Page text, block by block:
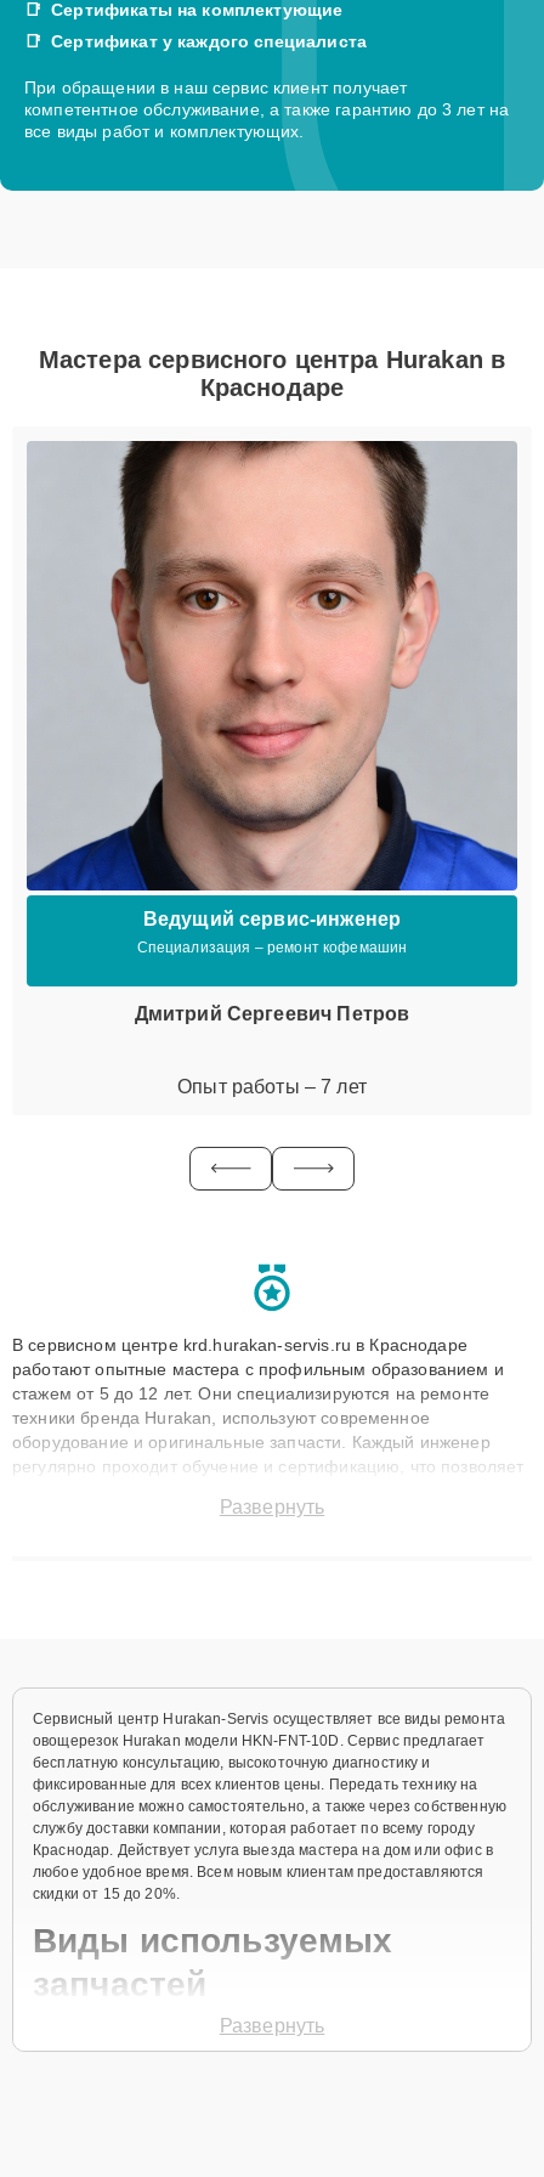
Сертификаты на комплектующие
Сертификат у каждого специалиста
При обращении в наш сервис клиент получает
компетентное обслуживание, а также гарантию до 3 лет на
все виды работ и комплектующих.
Мастера сервисного центра Hurakan в
Краснодаре
Ведущий сервис-инженер
Специализация – ремонт кофемашин
Дмитрий Сергеевич Петров
Опыт работы – 7 лет
В сервисном центре krd.hurakan-servis.ru в Краснодаре
работают опытные мастера с профильным образованием и
стажем от 5 до 12 лет. Они специализируются на ремонте
техники бренда Hurakan, используют современное
оборудование и оригинальные запчасти. Каждый инженер
регулярно проходит обучение и сертификацию, что позволяет
технику с сохранением гарантии до 3 лет. Наши мастера
Развернуть
Сервисный центр Hurakan-Servis осуществляет все виды ремонта
овощерезок Hurakan модели HKN-FNT-10D. Сервис предлагает
бесплатную консультацию, высокоточную диагностику и
фиксированные для всех клиентов цены. Передать технику на
обслуживание можно самостоятельно, а также через собственную
службу доставки компании, которая работает по всему городу
Краснодар. Действует услуга выезда мастера на дом или офис в
любое удобное время. Всем новым клиентам предоставляются
скидки от 15 до 20%.
Виды используемых
запчастей
Для ремонта овощерезки модели HKN-FNT-10D предлагаются как
Развернуть